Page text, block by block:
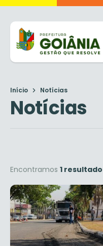
Início Notícias
Notícias
Encontramos 1 resultado